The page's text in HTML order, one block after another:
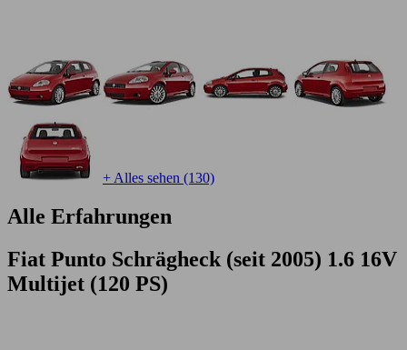
+ Alles sehen (130)
Alle Erfahrungen
Fiat Punto Schrägheck (seit 2005) 1.6 16V
Multijet (120 PS)